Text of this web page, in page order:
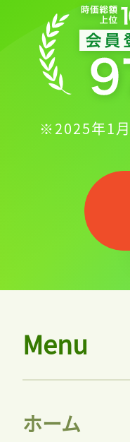
※2025年1月
Menu
ホーム